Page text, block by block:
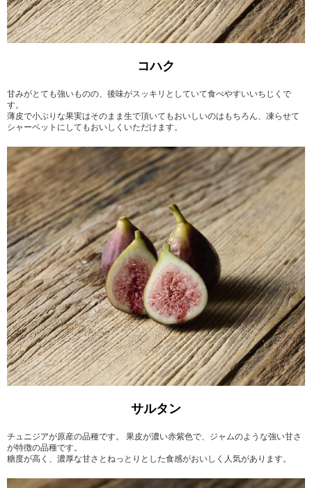
コハク
甘みがとても強いものの、後味がスッキリとしていて食べやすいいちじくで
す。
薄皮で小ぶりな果実はそのまま生で頂いてもおいしいのはもちろん、凍らせて
シャーベットにしてもおいしくいただけます。
サルタン
チュニジアが原産の品種です。 果皮が濃い赤紫色で、ジャムのような強い甘さ
が特徴の品種です。
糖度が高く、濃厚な甘さとねっとりとした食感がおいしく人気があります。